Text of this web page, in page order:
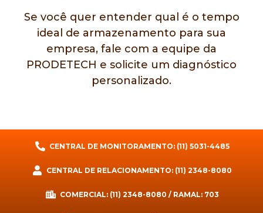
Se você quer entender qual é o tempo
ideal de armazenamento para sua
empresa, fale com a equipe da
PRODETECH e solicite um diagnóstico
personalizado.
CENTRAL DE MONITORAMENTO: (11) 5031-4485
CENTRAL DE RELACIONAMENTO: (11) 2348-8080
COMERCIAL: (11) 2348-8080 / RAMAL: 703